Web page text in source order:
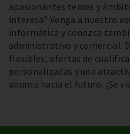
apasionantes temas y
interesa? Venga a nuestro
informática y conozca
administrativo y comercial.
flexibles, ofertas de
personalizadas y una
apunta hacia el futuro. ¿Se